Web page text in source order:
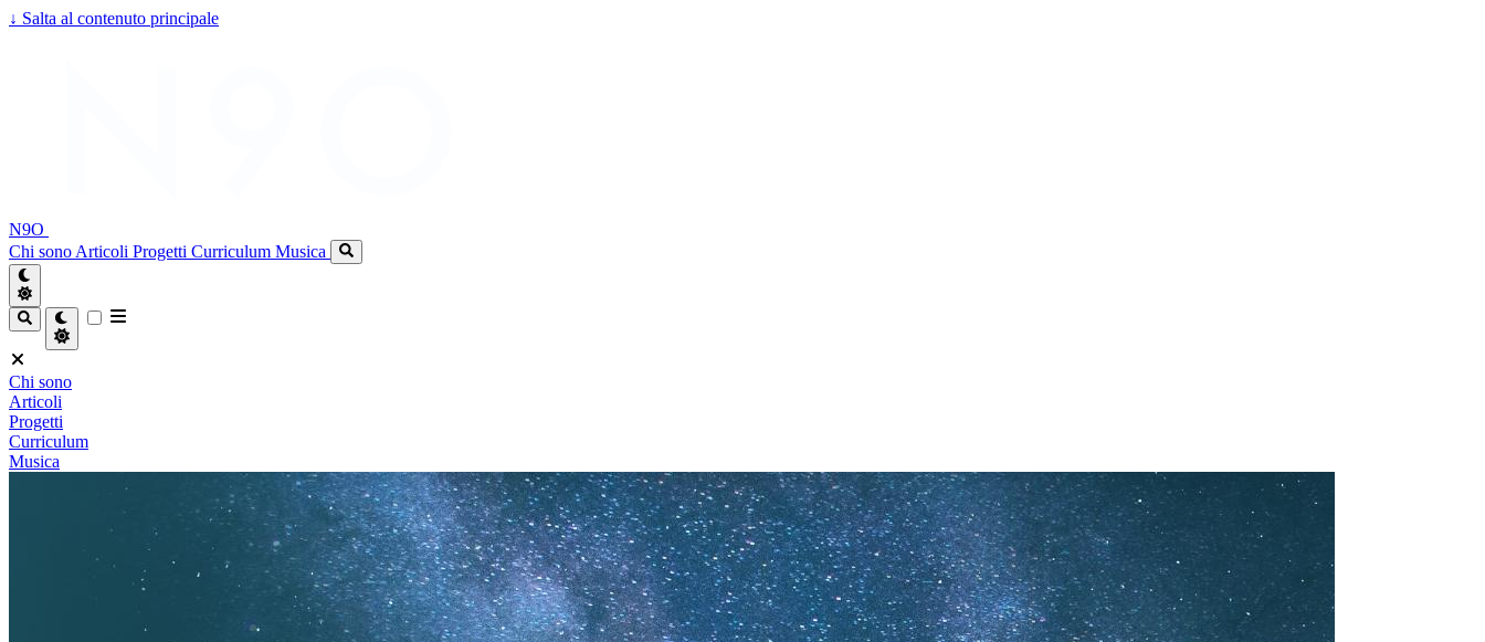
↓ Salta al contenuto principale
N9O
Chi sono Articoli Progetti Curriculum Musica
Chi sono
Articoli
Progetti
Curriculum
Musica